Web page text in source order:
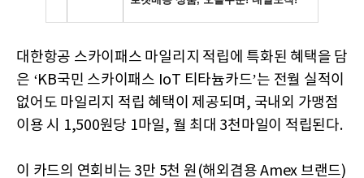
대한항공 스카이패스 마일리지 적립에 특화된 혜택을 담
은 ‘KB국민 스카이패스 IoT 티타늄카드’는 전월 실적이
없어도 마일리지 적립 혜택이 제공되며, 국내외 가맹점
이용 시 1,500원당 1마일, 월 최대 3천마일이 적립된다.
이 카드의 연회비는 3만 5천 원(해외겸용 Amex 브랜드)